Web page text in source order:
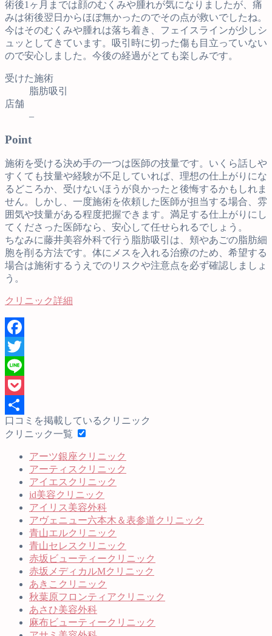
術後1ヶ月までは顔のむくみや腫れが気になりましたが、痛
みは術後翌日からほぼ無かったのでその点が救いでしたね。
今はそのむくみや腫れは落ち着き、フェイスラインが少しシ
ュッとしてきています。吸引時に切った傷も目立っていない
ので安心しました。今後の経過がとても楽しみです。
受けた施術
脂肪吸引
店舗
–
Point
施術を受ける決め手の一つは医師の技量です。いくら話しや
すくても技量や経験が不足していれば、理想の仕上がりにな
るどころか、受けないほうが良かったと後悔するかもしれま
せん。しかし、一度施術を依頼した医師が担当する場合、雰
囲気や技量がある程度把握できます。満足する仕上がりにし
てくださった医師なら、安心して任せられるでしょう。
ちなみに藤井美容外科で行う脂肪吸引は、頬やあごの脂肪細
胞を削る方法です。体にメスを入れる治療のため、希望する
場合は施術するうえでのリスクや注意点を必ず確認しましょ
う。
クリニック詳細
共
口コミを掲載しているクリニック
クリニック一覧
アーツ銀座クリニック
アーティスクリニック
アイエスクリニック
id美容クリニック
アイリス美容外科
アヴェニュー六本木＆表参道クリニック
青山エルクリニック
青山セレスクリニック
赤坂ビューティークリニック
赤坂メディカルMクリニック
あきこクリニック
秋葉原フロンティアクリニック
あさひ美容外科
麻布ビューティークリニック